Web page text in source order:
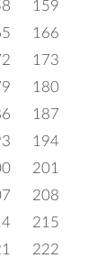
159
166
173
180
187
194
201
208
215
222